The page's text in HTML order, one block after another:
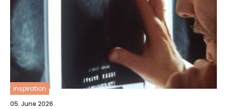
inspiration
05. June 2026